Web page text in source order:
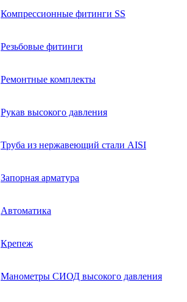
Компрессионные фитинги SS
Резьбовые фитинги
Ремонтные комплекты
Рукав высокого давления
Труба из нержавеющий стали AISI
Запорная арматура
Автоматика
Крепеж
Манометры СИОД высокого давления